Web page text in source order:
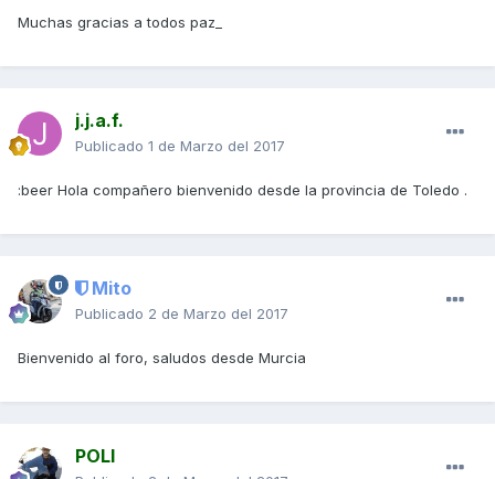
Muchas gracias a todos paz_
j.j.a.f.
Publicado 1 de Marzo del 2017
:beer Hola compañero bienvenido desde la provincia de Toledo .
Mito
Publicado 2 de Marzo del 2017
Bienvenido al foro, saludos desde Murcia
POLI